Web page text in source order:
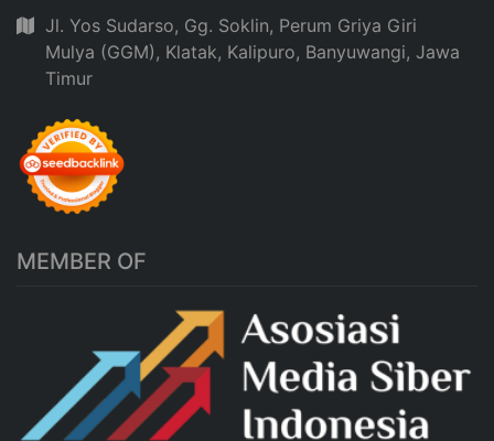
Jl. Yos Sudarso, Gg. Soklin, Perum Griya Giri
Mulya (GGM), Klatak, Kalipuro, Banyuwangi, Jawa
Timur
MEMBER OF